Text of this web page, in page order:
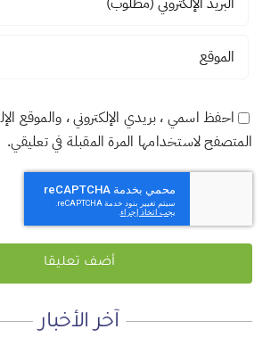
آخر الأخبار
احفظ اسمي ، بريدي الإلكتروني ، والموقع
المتصفح لاستخدامها المرة المقبلة في تعليقي.